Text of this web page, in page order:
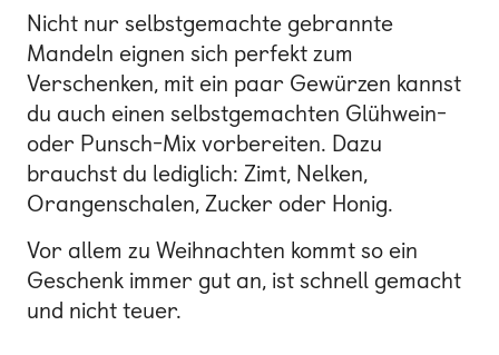
Nicht nur selbstgemachte gebrannte
Mandeln eignen sich perfekt zum
Verschenken, mit ein paar Gewürzen kannst
du auch einen selbstgemachten Glühwein-
oder Punsch-Mix vorbereiten. Dazu
brauchst du lediglich: Zimt, Nelken,
Orangenschalen, Zucker oder Honig.
Vor allem zu Weihnachten kommt so ein
Geschenk immer gut an, ist schnell gemacht
und nicht teuer.